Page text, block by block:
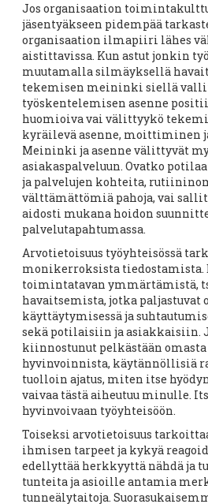
Jos organisaation
jäsentyäkseen pidempää
organisaation ilmapiiri lähes
aistittavissa. Kun astut jonkin
muutamalla silmäyksellä
tekemisen meininki siellä
työskentelemisen asenne
huomioiva vai välittyykö
kyräilevä asenne, moittiminen
Meininki ja asenne välittyvät
asiakaspalveluun. Ovatko
ja palvelujen kohteita,
välttämättömiä pahoja, vai
aidosti mukana hoidon
palvelutapahtumassa.
Arvotietoisuus työyhteisössä
monikerroksista tiedostamista.
toimintatavan ymmärtämistä,
havaitsemista, jotka paljastuvat
käyttäytymisessä ja
sekä potilaisiin ja asiakkaisiin.
kiinnostunut pelkästään
hyvinvoinnista, käytännöllisiä
tuolloin ajatus, miten itse
vaivaa tästä aiheutuu minulle.
hyvinvoivaan työyhteisöön.
Toiseksi arvotietoisuus
ihmisen tarpeet ja kykyä
edellyttää herkkyyttä nähdä ja
tunteita ja asioille antamia
tunneälytaitoja.